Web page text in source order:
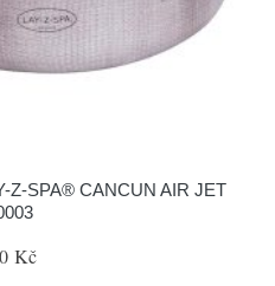
Z-SPA® CANCUN AIR JET
Kč